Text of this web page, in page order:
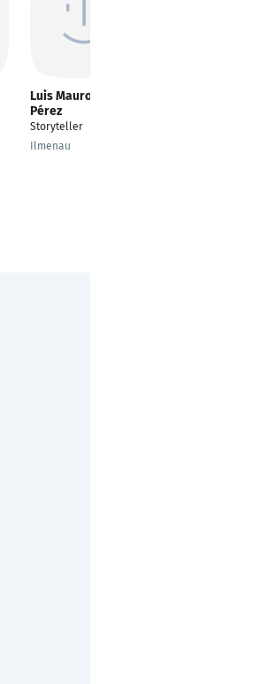
Luis Mauro Rábago
Pérez
Storyteller
Ilmenau